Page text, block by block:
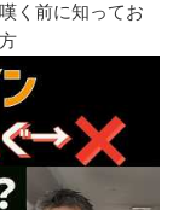
く前に知ってお